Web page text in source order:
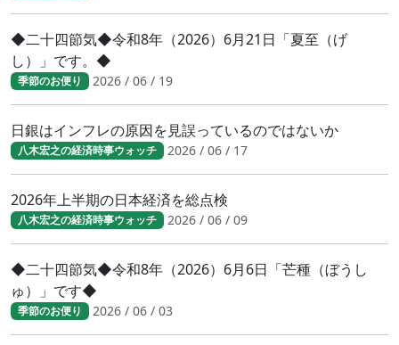
◆二十四節気◆令和8年（2026）6月21日「夏至（げ
し）」です。◆
季節のお便り 2026 / 06 / 19
日銀はインフレの原因を見誤っているのではないか
八木宏之の経済時事ウォッチ 2026 / 06 / 17
2026年上半期の日本経済を総点検
八木宏之の経済時事ウォッチ 2026 / 06 / 09
◆二十四節気◆令和8年（2026）6月6日「芒種（ぼうし
ゅ）」です◆
季節のお便り 2026 / 06 / 03